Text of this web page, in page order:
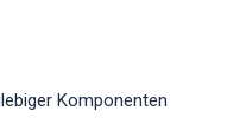
Komponenten